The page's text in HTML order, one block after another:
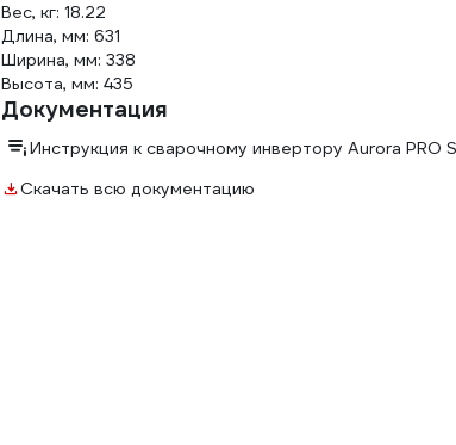
Вес, кг: 18.22
Длина, мм: 631
Ширина, мм: 338
Высота, мм: 435
Документация
Инструкция к сварочному инвертору Aurora PRO
Скачать всю документацию